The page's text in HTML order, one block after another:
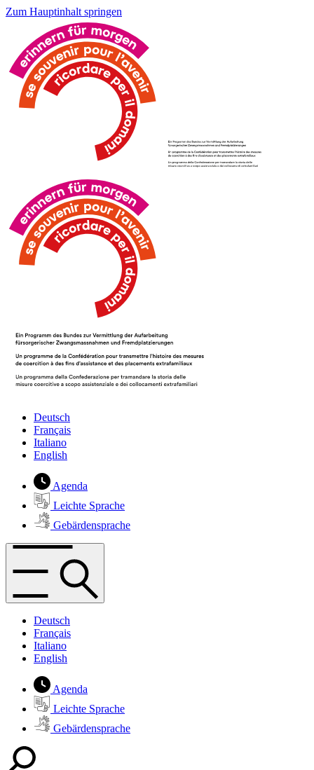
Zum Hauptinhalt springen
Deutsch
Français
Italiano
English
Agenda
Leichte Sprache
Gebärdensprache
Deutsch
Français
Italiano
English
Agenda
Leichte Sprache
Gebärdensprache